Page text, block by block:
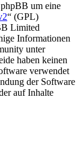
um eine
“ (GPL)
Limited
Informationen
unter
haben keinen
verwendet
der Software
auf Inhalte